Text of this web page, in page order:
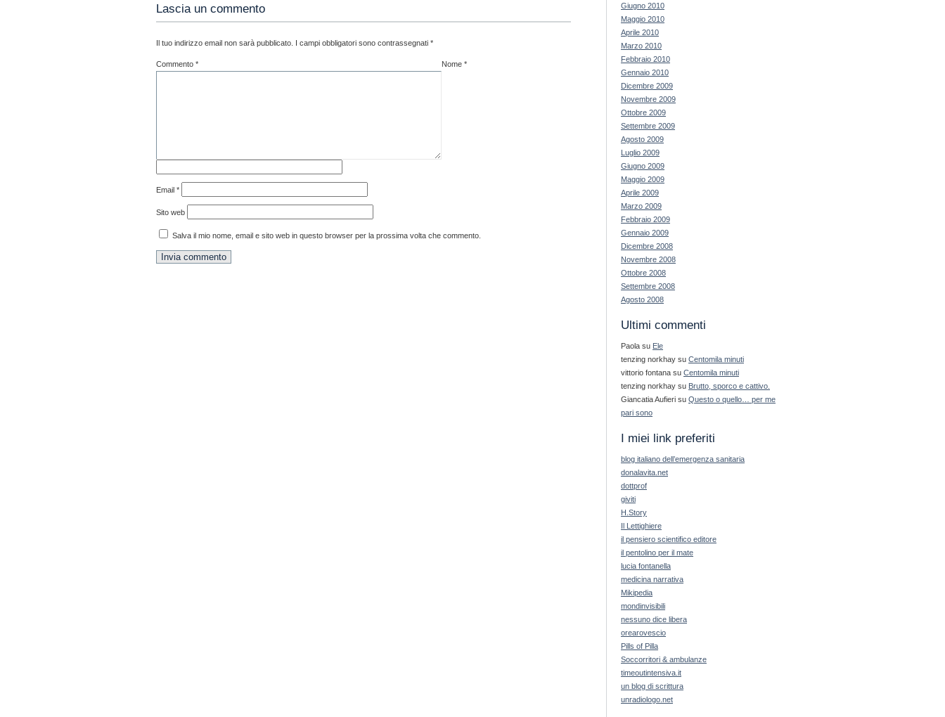
Lascia un commento
Il tuo indirizzo email non sarà pubblicato. I campi obbligatori sono contrassegnati *
Commento * Nome *
Email *
Sito web
Salva il mio nome, email e sito web in questo browser per la prossima volta che commento.
Giugno 2010
Maggio 2010
Aprile 2010
Marzo 2010
Febbraio 2010
Gennaio 2010
Dicembre 2009
Novembre 2009
Ottobre 2009
Settembre 2009
Agosto 2009
Luglio 2009
Giugno 2009
Maggio 2009
Aprile 2009
Marzo 2009
Febbraio 2009
Gennaio 2009
Dicembre 2008
Novembre 2008
Ottobre 2008
Settembre 2008
Agosto 2008
Ultimi commenti
Paola su Ele
tenzing norkhay su Centomila minuti
vittorio fontana su Centomila minuti
tenzing norkhay su Brutto, sporco e cattivo.
Giancatia Aufieri su Questo o quello… per me
pari sono
I miei link preferiti
blog italiano dell’emergenza sanitaria
donalavita.net
dottprof
giviti
H.Story
Il Lettighiere
il pensiero scientifico editore
il pentolino per il mate
lucia fontanella
medicina narrativa
Mikipedia
mondinvisibili
nessuno dice libera
orearovescio
Pills of Pilla
Soccorritori & ambulanze
timeoutintensiva.it
un blog di scrittura
unradiologo.net